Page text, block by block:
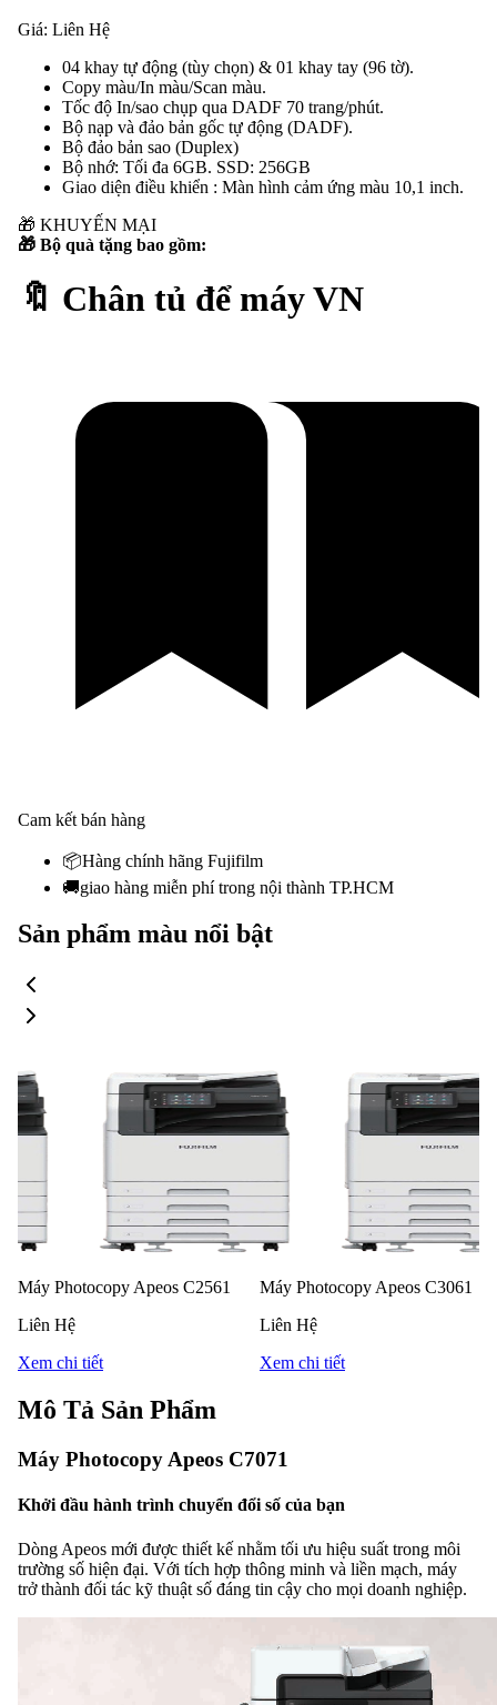
Giá: Liên Hệ
04 khay tự động (tùy chọn) & 01 khay tay (96 tờ).
Copy màu/In màu/Scan màu.
Tốc độ In/sao chụp qua DADF 70 trang/phút.
Bộ nạp và đảo bản gốc tự động (DADF).
Bộ đảo bản sao (Duplex)
Bộ nhớ: Tối đa 6GB. SSD: 256GB
Giao diện điều khiển : Màn hình cảm ứng màu 10,1 inch.
🎁 KHUYẾN MẠI
🎁 Bộ quà tặng bao gồm:
🔖 Chân tủ để máy VN
Cam kết bán hàng
📦Hàng chính hãng Fujifilm
🚚giao hàng miễn phí trong nội thành TP.HCM
Sản phẩm màu nổi bật
Máy Photocopy Apeos C2561
Liên Hệ
Xem chi tiết
Máy Photocopy Apeos C3061
Liên Hệ
Xem chi tiết
Mô Tả Sản Phẩm
Máy Photocopy Apeos C7071
Khởi đầu hành trình chuyển đổi số của bạn
Dòng Apeos mới được thiết kế nhằm tối ưu hiệu suất trong môi
trường số hiện đại. Với tích hợp thông minh và liền mạch, máy
trở thành đối tác kỹ thuật số đáng tin cậy cho mọi doanh nghiệp.